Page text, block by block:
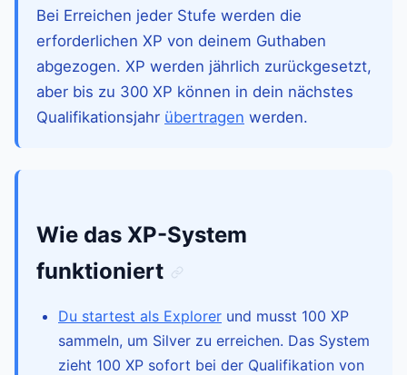
Bei Erreichen jeder Stufe werden die
erforderlichen XP von deinem Guthaben
abgezogen. XP werden jährlich zurückgesetzt,
aber bis zu 300 XP können in dein nächstes
Qualifikationsjahr übertragen werden.
Wie das XP-System
funktioniert
Du startest als Explorer und musst 100 XP
sammeln, um Silver zu erreichen. Das System
zieht 100 XP sofort bei der Qualifikation von